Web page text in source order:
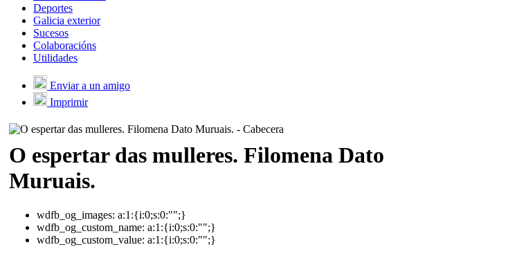
Deportes
Galicia exterior
Sucesos
Colaboracións
Utilidades
Enviar a un amigo
Imprimir
O espertar das mulleres. Filomena Dato
Muruais.
wdfb_og_images: a:1:{i:0;s:0:"";}
wdfb_og_custom_name: a:1:{i:0;s:0:"";}
wdfb_og_custom_value: a:1:{i:0;s:0:"";}